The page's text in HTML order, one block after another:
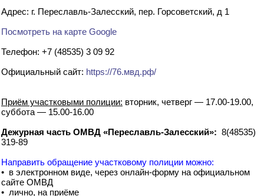
Адрес: г. Переславль-Залесский, пер. Горсоветский, д 1
Посмотреть на карте Google
Телефон: +7 (48535) 3 09 92
Официальный сайт: https://76.мвд.рф/
Приём участковыми полиции: вторник, четверг — 17.00-19.00,
суббота — 15.00-16.00
Дежурная часть ОМВД «Переславль-Залесский»: 8(48535)
319-89
Направить обращение участковому полиции можно:
• в электронном виде, через онлайн-форму на официальном
сайте ОМВД
• лично, на приёме